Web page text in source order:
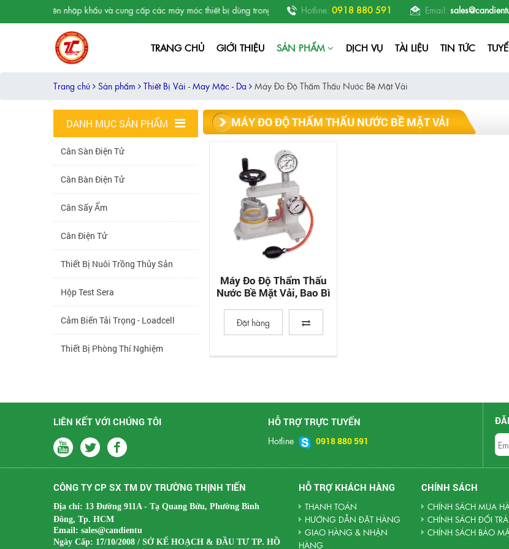
Chuyên nhập khẩu và cung cấp các máy móc thiết bị dùng trong phòng thí nghiệm, phòng nghiên cứu RD, phòng thí nghiệm
Hotline:0918 880 591 Email:
TRANG CHỦ GIỚI THIỆU SẢN PHẨM DỊCH VỤ TÀI LIỆU TIN TỨC
Trang chủ Sản phẩm Thiết Bị Vải - May Mặc - Da Máy Đo Độ Thấm Thấu Nước Bề Mặt Vải
DANH MỤC SẢN PHẨM
Cân Sàn Điện Tử
Cân Bàn Điện Tử
Cân Sấy Ẩm
Cân Điện Tử
Thiết Bị Nuôi Trồng Thủy Sản
Hộp Test Sera
Cảm Biến Tải Trọng - Loadcell
Thiết Bị Phòng Thí Nghiệm
Thiết Bị Thực Phẩm - Giải Khát
Thiết Bị Kiểm Tra Hãng Drick
Thiết Bị Kiểm Tra Hãng Cometech
Thiết Bị Bao Bì Giấy - Carton
Thiết Bị Bao Bì Nhựa
MÁY ĐO ĐỘ THẤM THẤU NƯỚC BỀ MẶT VẢI
Máy Đo Độ Thẩm Thấu
Nước Bề Mặt Vải, Bao Bì
Đặt hàng
LIÊN KẾT VỚI CHÚNG TÔI
HỖ TRỢ TRỰC TUYẾN
Hotline
0918 880 591
CÔNG TY CP SX TM DV TRƯỜNG THỊNH TIẾN
Địa chỉ: 13 Đường 911A - Tạ Quang Bửu, Phường Bình
Đông, Tp. HCM
Email: sales@candientu
Ngày Cấp: 17/10/2008 / SỞ KẾ HOẠCH & ĐẦU TƯ TP. HỒ
HỖ TRỢ KHÁCH HÀNG
THANH TOÁN
HƯỚNG DẪN ĐẶT HÀNG
GIAO HÀNG & NHẬN
HÀNG
CHÍNH SÁCH
CHÍNH SÁCH MUA
CHÍNH SÁCH ĐỔI TRẢ
CHÍNH SÁCH BẢO